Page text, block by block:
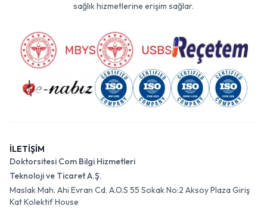
sağlık hizmetlerine erişim sağlar.
İLETİŞİM
Doktorsitesi Com Bilgi Hizmetleri
Teknoloji ve Ticaret A.Ş.
Maslak Mah. Ahi Evran Cd. A.O.S 55 Sokak No:2 Aksoy Plaza Giriş
Kat Kolektif House